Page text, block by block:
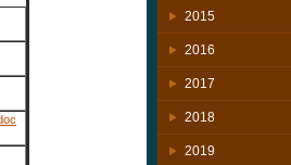
2015
2016
2017
2018
2019